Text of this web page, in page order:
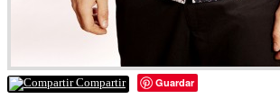
Compartir Guardar